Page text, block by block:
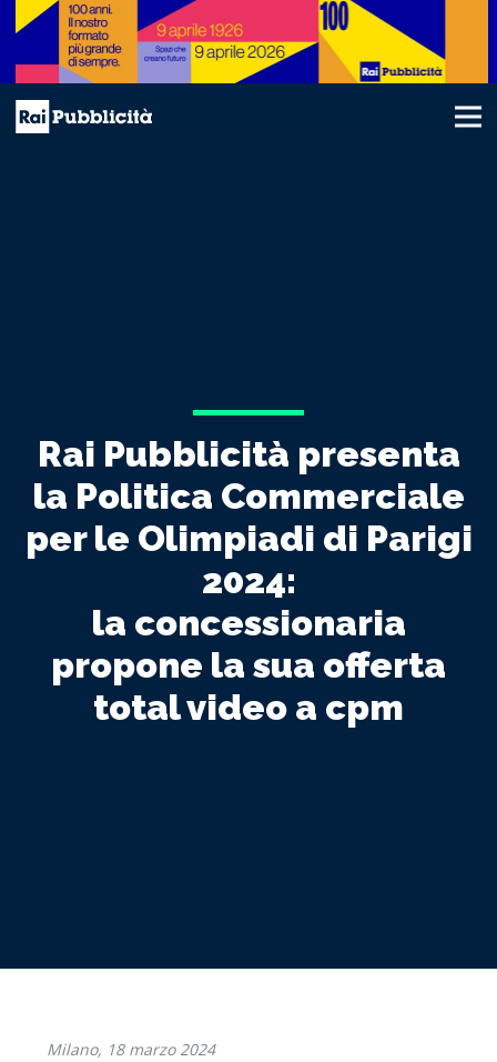
Rai Pubblicità presenta
la Politica Commerciale
per le Olimpiadi di Parigi
2024:
la concessionaria
propone la sua offerta
total video a cpm
Milano, 18 marzo 2024